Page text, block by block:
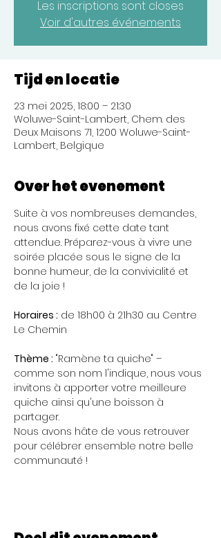
Les inscriptions sont closes
Voir d'autres événements
Tijd en locatie
23 mei 2025, 18:00 – 21:30
Woluwe-Saint-Lambert, Chem. des
Deux Maisons 71, 1200 Woluwe-Saint-
Lambert, Belgique
Over het evenement
Suite à vos nombreuses demandes,
nous avons fixé cette date tant
attendue. Préparez-vous à vivre une
soirée placée sous le signe de la
bonne humeur, de la convivialité et
de la joie !
Horaires : de 18h00 à 21h30 au Centre
Le Chemin
Thème : "Ramène ta quiche" –
comme son nom l'indique, nous vous
invitons à apporter votre meilleure
quiche ainsi qu'une boisson à
partager.
Nous avons hâte de vous retrouver
pour célébrer ensemble notre belle
communauté !